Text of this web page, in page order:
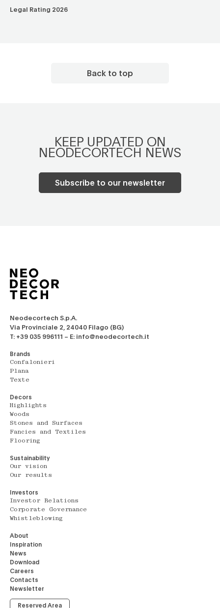
Legal Rating 2026
Back to top
KEEP UPDATED ON
NEODECORTECH NEWS
Subscribe to our newsletter
Neodecortech S.p.A.
Via Provinciale 2, 24040 Filago (BG)
T: +39 035 996111 – E: info@neodecortech.it
Brands
Confalonieri
Plana
Texte
Decors
Highlights
Woods
Stones and Surfaces
Fancies and Textiles
Flooring
Sustainability
Our vision
Our results
Investors
Investor Relations
Corporate Governance
Whistleblowing
About
Inspiration
News
Download
Careers
Contacts
Newsletter
Reserved Area